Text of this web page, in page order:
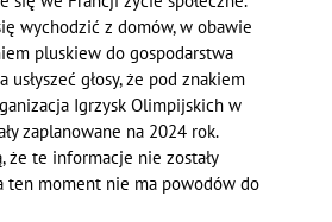
wychodzić z domów, w obawie
pluskiew do gospodarstwa
usłyszeć głosy, że pod znakiem
Igrzysk Olimpijskich w
zaplanowane na 2024 rok.
że te informacje nie zostały
ten moment nie ma powodów do